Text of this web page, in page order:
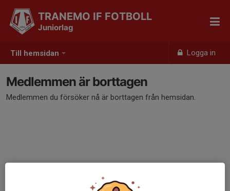
Till hemsidan Logga in
TRANEMO IF FOTBOLL
Juniorlag
Medlemmen är borttagen
Medlemmen du försöker nå är borttagen från hemsidan.